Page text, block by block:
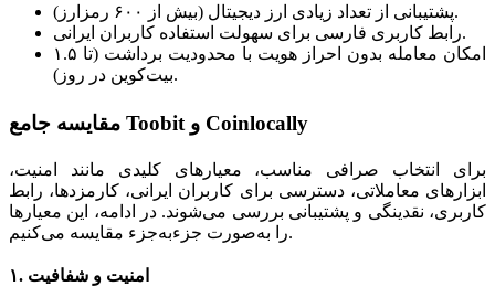
پشتیبانی از تعداد زیادی ارز دیجیتال (بیش از ۶۰۰ رمزارز).
رابط کاربری فارسی برای سهولت استفاده کاربران ایرانی.
امکان معامله بدون احراز هویت با محدودیت برداشت (تا ۱.۵
بیت‌کوین در روز).
مقایسه جامع Toobit و Coinlocally
برای انتخاب صرافی مناسب، معیارهای کلیدی مانند امنیت،
ابزارهای معاملاتی، دسترسی برای کاربران ایرانی، کارمزدها، رابط
کاربری، نقدینگی و پشتیبانی بررسی می‌شوند. در ادامه، این معیارها
را به‌صورت جزءبه‌جزء مقایسه می‌کنیم.
۱. امنیت و شفافیت